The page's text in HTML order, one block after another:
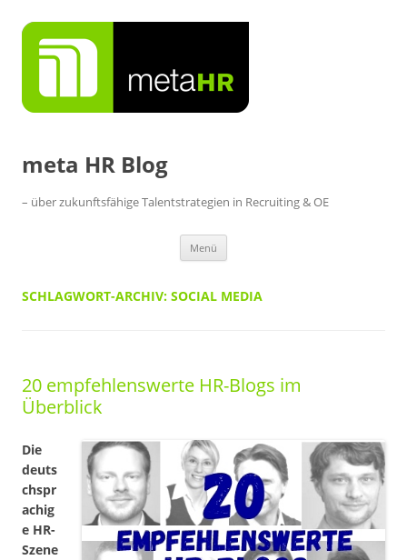
Inhalt
springen
meta HR Blog
– über zukunftsfähige Talentstrategien in Recruiting & OE
Menü
SCHLAGWORT-ARCHIV: SOCIAL MEDIA
20 empfehlenswerte HR-Blogs im
Überblick
Die
deuts
chspr
achig
e HR-
Szene